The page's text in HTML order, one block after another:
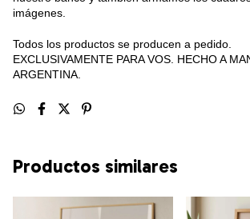
imágenes.
Todos los productos se producen a pedido.
EXCLUSIVAMENTE PARA VOS. HECHO A
ARGENTINA.
Productos similares